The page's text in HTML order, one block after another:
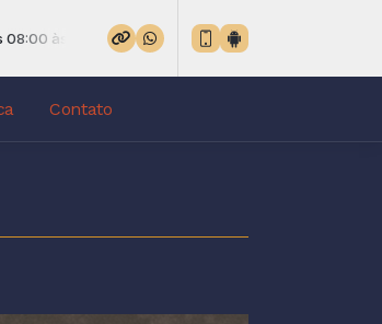
às 09:00 - Tocando agora: ESTEVES JACINTO -
Contato